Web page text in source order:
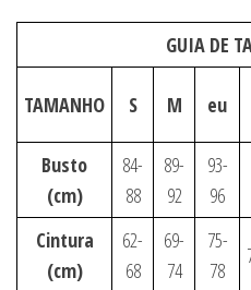
GUIA DE
TAMANHO S M eu
Busto
(cm)
84-
88
89-
92
93-
96
Cintura
(cm)
62-
68
69-
74
75-
78